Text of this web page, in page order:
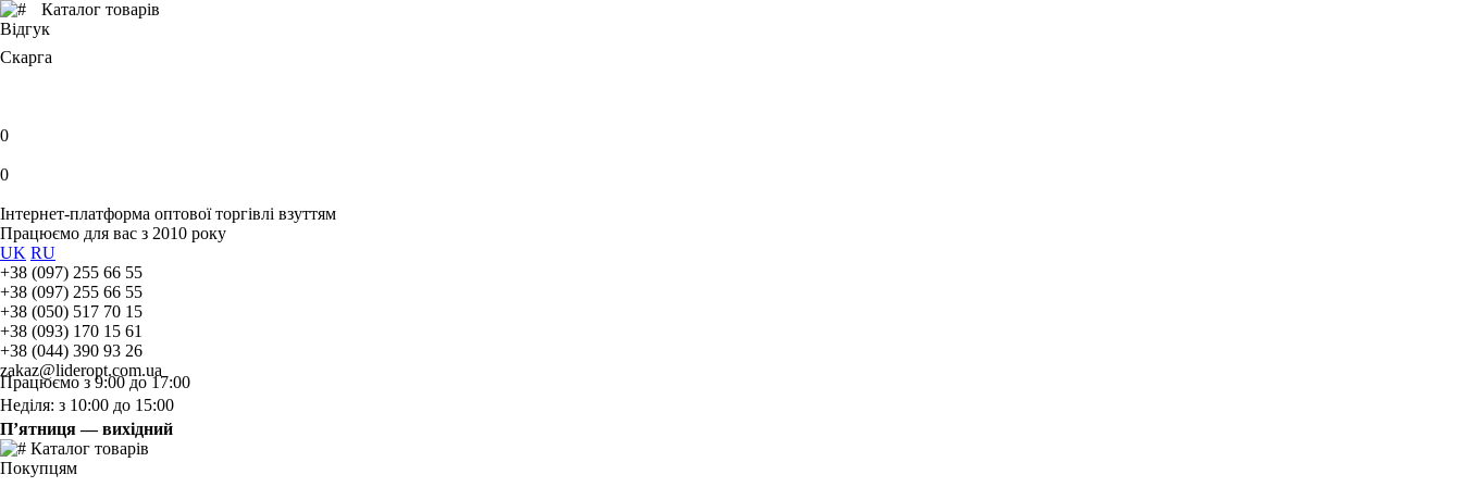
Каталог товарів
Відгук
Скарга
0
0
Інтернет-платформа оптової торгівлі взуттям
Працюємо для вас з 2010 року
UK RU
+38 (097) 255 66 55
+38 (097) 255 66 55
+38 (050) 517 70 15
+38 (093) 170 15 61
+38 (044) 390 93 26
zakaz@lideropt.com.ua
Працюємо з 9:00 до 17:00
Неділя: з 10:00 до 15:00
П’ятниця — вихідний
Каталог товарів
Покупцям